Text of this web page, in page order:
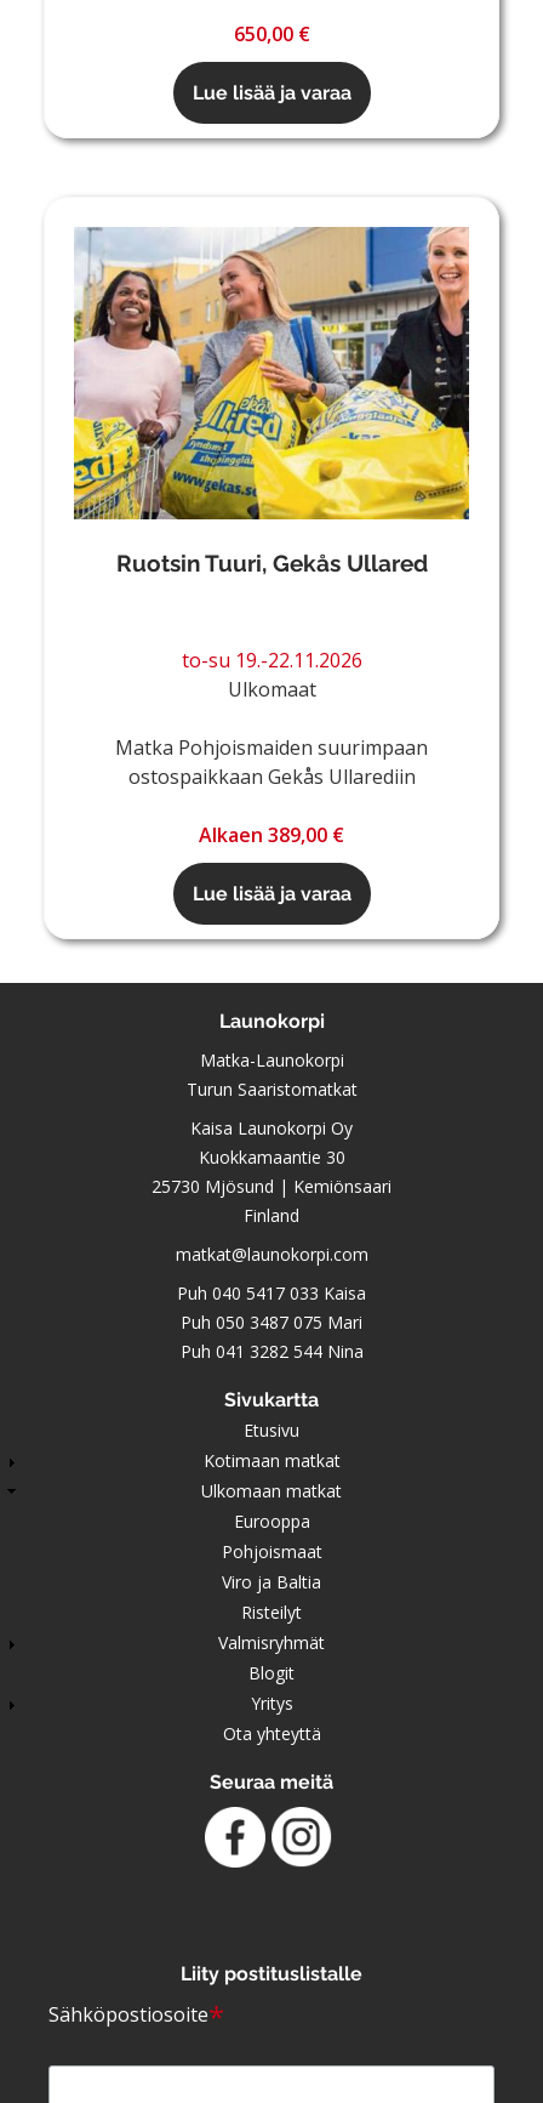
650,00 €
Lue lisää ja varaa
Ruotsin Tuuri, Gekås Ullared
to-su 19.-22.11.2026
Ulkomaat
Matka Pohjoismaiden suurimpaan
ostospaikkaan Gekås Ullarediin
Alkaen 389,00 €
Lue lisää ja varaa
Launokorpi
Matka-Launokorpi
Turun Saaristomatkat
Kaisa Launokorpi Oy
Kuokkamaantie 30
25730 Mjösund | Kemiönsaari
Finland
matkat@launokorpi.com
Puh 040 5417 033 Kaisa
Puh 050 3487 075 Mari
Puh 041 3282 544Nina
Sivukartta
Etusivu
Kotimaan matkat
Ulkomaan matkat
Eurooppa
Pohjoismaat
Viro ja Baltia
Risteilyt
Valmisryhmät
Blogit
Yritys
Ota yhteyttä
Seuraa meitä
Liity postituslistalle
Sähköpostiosoite*